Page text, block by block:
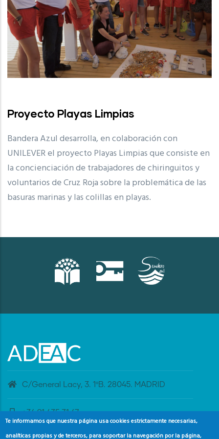
Proyecto Playas Limpias
Bandera Azul desarrolla, en colaboración con
UNILEVER el proyecto Playas Limpias que consiste en
la concienciación de trabajadores de chiringuitos y
voluntarios de Cruz Roja sobre la problemática de las
basuras marinas y las colillas en playas.
C/General Lacy, 3. 1ºB. 28045. MADRID
+34 91 435 31 47
Te informamos que nuestra página usa cookies estrictamente necesarias,
analíticas propias y de terceros, para soportar la navegación por la página,